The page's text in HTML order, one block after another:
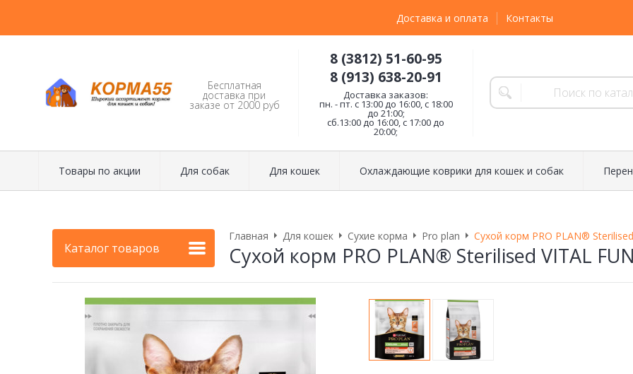
Доставка и оплата Контакты
Бесплатная
доставка при
заказе от 2000 руб
8 (3812) 51-60-95
8 (913) 638-20-91
Доставка заказов:
пн. - пт. с 13:00 до 16:00, с 18:00
до 21:00;
сб.13:00 до 16:00, с 17:00 до
20:00;
Товары по акции Для собак Для кошек Охлаждающие коврики для кошек и собак
Каталог товаров
Главная Для кошек Сухие корма Pro plan Сухой корм PRO PLAN®
Сухой корм PRO PLAN® Sterilised VITAL